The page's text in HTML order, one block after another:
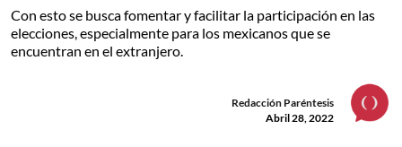
Con esto se busca fomentar y facilitar la participación en las
elecciones, especialmente para los mexicanos que se
encuentran en el extranjero.
Redacción Paréntesis
Abril 28, 2022